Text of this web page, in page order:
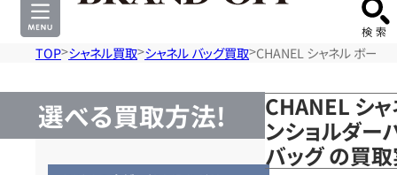
TOP シャネル買取 シャネル バッグ買取 CHANEL シャネル ボーイ
選べる買取方法!
CHANEL シ
ンショルダー
バッグ の買